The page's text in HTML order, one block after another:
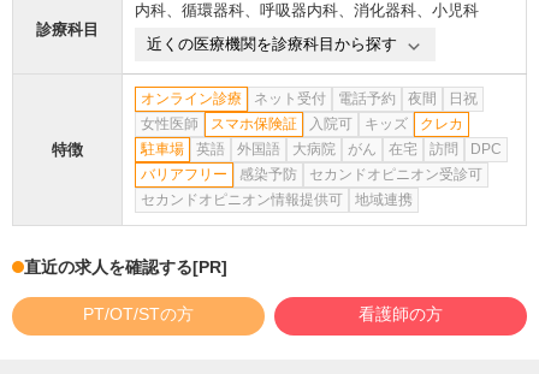
診療科目
内科、 循環器科、 呼吸器内科、 消化器科、 小児科
近くの医療機関を診療科目から探す
特徴
オンライン診療 ネット受付 電話予約 夜間
日祝
女性医師
スマホ保険証 入院可 キッズ
クレカ
駐車場
英語 外国語 大病院 がん 在宅 訪問
DPC
バリアフリー
感染予防
セカンドオピニオン受診可
セカンドオピニオン情報提供可
地域連携
直近の求人を確認する[PR]
PT/OT/STの方 看護師の方